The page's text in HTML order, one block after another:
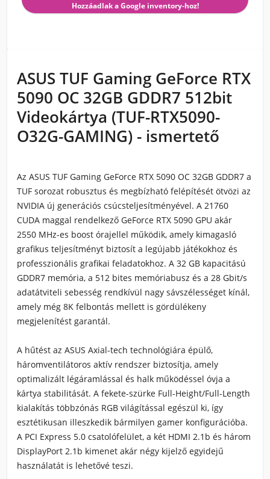
Hozzáadlak a Google inventory-hoz!
ASUS TUF Gaming GeForce RTX
5090 OC 32GB GDDR7 512bit
Videokártya (TUF-RTX5090-
O32G-GAMING) - ismertető
Az ASUS TUF Gaming GeForce RTX 5090 OC 32GB GDDR7 a
TUF sorozat robusztus és megbízható felépítését ötvözi az
NVIDIA új generációs csúcsteljesítményével. A 21760
CUDA maggal rendelkező GeForce RTX 5090 GPU akár
2550 MHz-es boost órajellel működik, amely kimagasló
grafikus teljesítményt biztosít a legújabb játékokhoz és
professzionális grafikai feladatokhoz. A 32 GB kapacitású
GDDR7 memória, a 512 bites memóriabusz és a 28 Gbit/s
adatátviteli sebesség rendkívül nagy sávszélességet kínál,
amely még 8K felbontás mellett is gördülékeny
megjelenítést garantál.
A hűtést az ASUS Axial-tech technológiára épülő,
háromventilátoros aktív rendszer biztosítja, amely
optimalizált légáramlással és halk működéssel óvja a
kártya stabilitását. A fekete-szürke Full-Height/Full-Length
kialakítás többzónás RGB világítással egészül ki, így
esztétikusan illeszkedik bármilyen gamer konfigurációba.
A PCI Express 5.0 csatolófelület, a két HDMI 2.1b és három
DisplayPort 2.1b kimenet akár négy kijelző egyidejű
használatát is lehetővé teszi.